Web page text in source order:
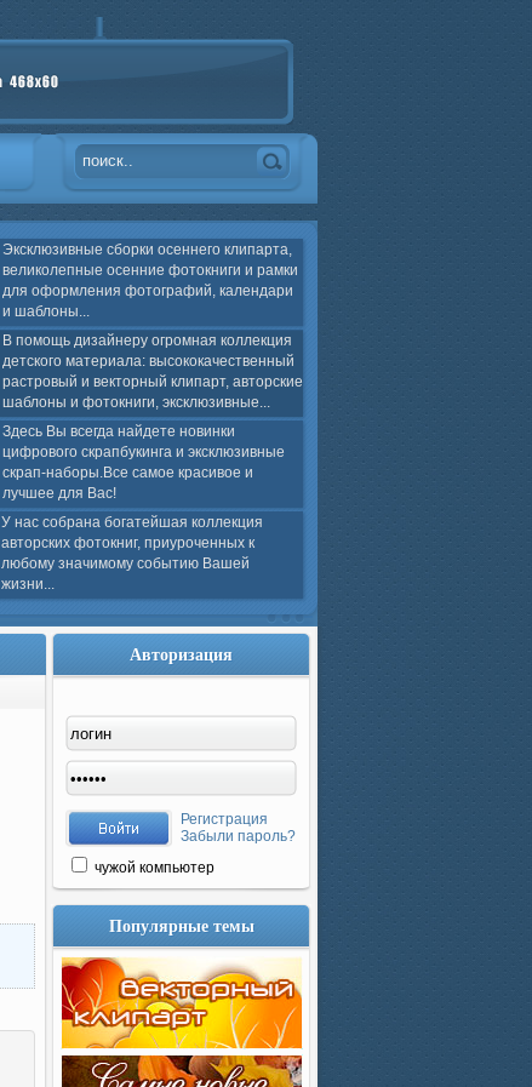
Эксклюзивные сборки осеннего клипарта,
великолепные осенние фотокниги и рамки
для оформления фотографий, календари
и шаблоны...
В помощь дизайнеру огромная коллекция
детского материала: высококачественный
растровый и векторный клипарт, авторские
шаблоны и фотокниги, эксклюзивные...
Здесь Вы всегда найдете новинки
цифрового скрапбукинга и эксклюзивные
скрап-наборы.Все самое красивое и
лучшее для Вас!
У нас собрана богатейшая коллекция
авторских фотокниг, приуроченных к
любому значимому событию Вашей
жизни...
Авторизация
Регистрация
Забыли пароль?
чужой компьютер
Популярные темы